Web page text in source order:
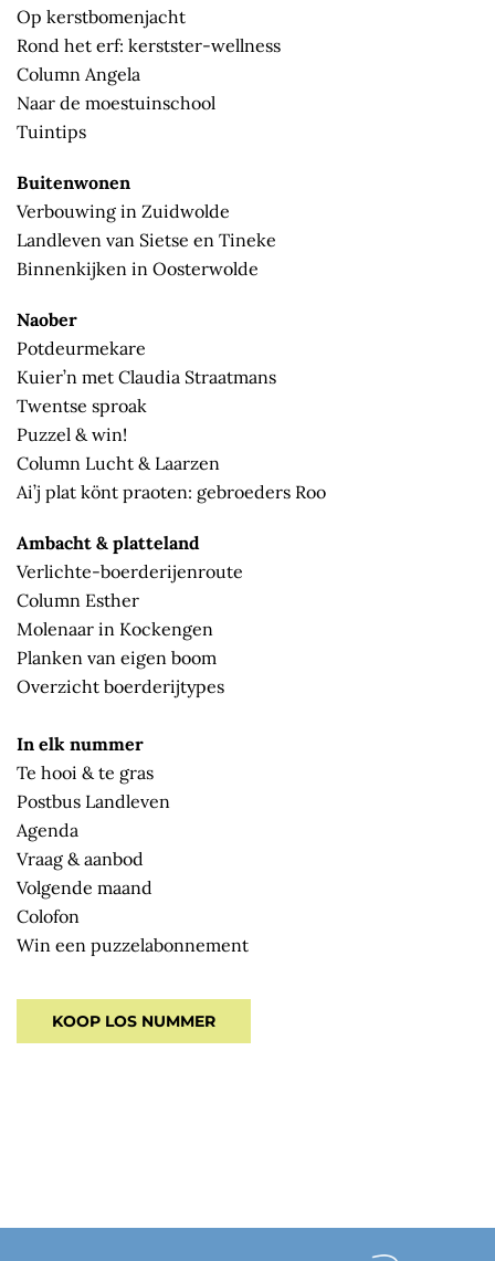
Op kerstbomenjacht
Rond het erf: kerstster-wellness
Column Angela
Naar de moestuinschool
Tuintips
Buitenwonen
Verbouwing in Zuidwolde
Landleven van Sietse en Tineke
Binnenkijken in Oosterwolde
Naober
Potdeurmekare
Kuier’n met Claudia Straatmans
Twentse sproak
Puzzel & win!
Column Lucht & Laarzen
Ai’j plat könt praoten: gebroeders Roo
Ambacht & platteland
Verlichte-boerderijenroute
Column Esther
Molenaar in Kockengen
Planken van eigen boom
Overzicht boerderijtypes
In elk nummer
Te hooi & te gras
Postbus Landleven
Agenda
Vraag & aanbod
Volgende maand
Colofon
Win een puzzelabonnement
KOOP LOS NUMMER